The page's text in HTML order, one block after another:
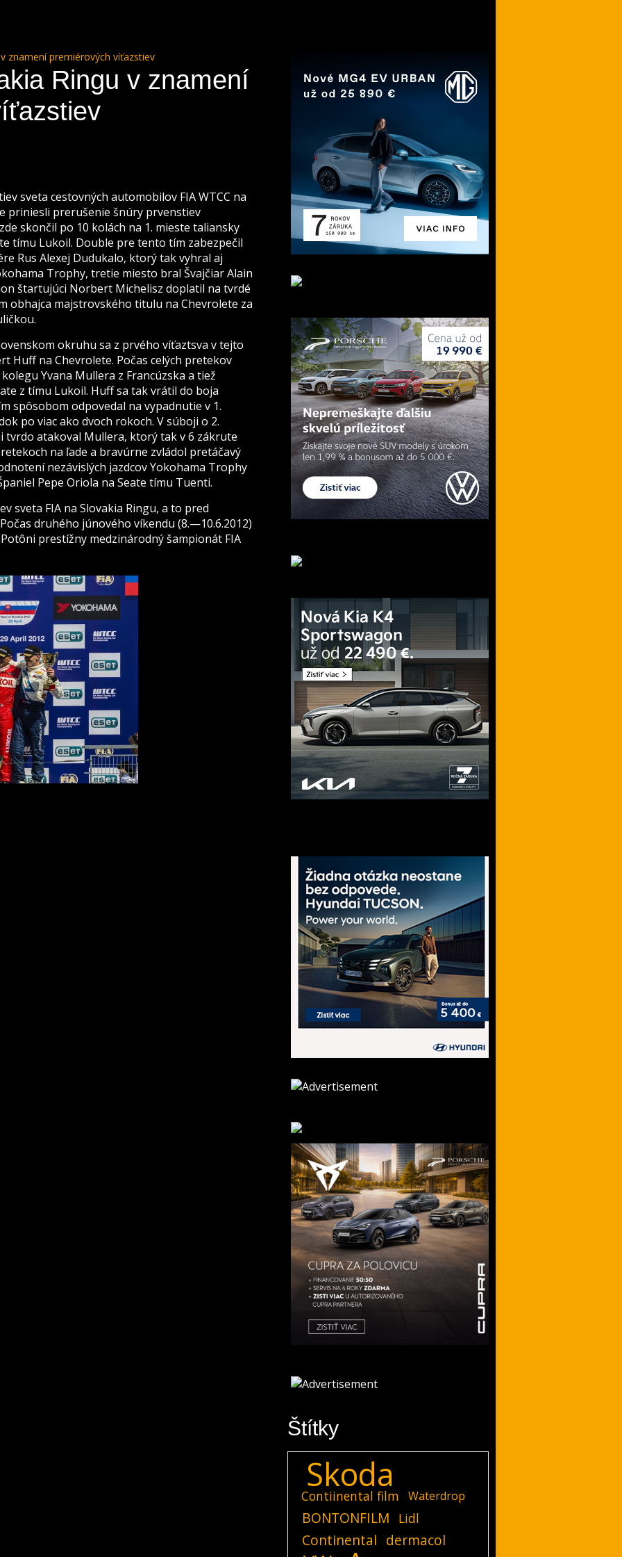
znamení premiérových víťazstiev
Ringu v znamení
sveta cestovných automobilov FIA WTCC na
priniesli prerušenie šnúry prvenstiev
skončil po 10 kolách na 1. mieste taliansky
tímu Lukoil. Double pre tento tím zabezpečil
Rus Alexej Dudukalo, ktorý tak vyhral aj
Trophy, tretie miesto bral Švajčiar Alain
štartujúci Norbert Michelisz doplatil na tvrdé
obhajca majstrovského titulu na Chevrolete za
okruhu sa z prvého víťaztsva v tejto
Huff na Chevrolete. Počas celých pretekov
Yvana Mullera z Francúzska a tiež
z tímu Lukoil. Huff sa tak vrátil do boja
spôsobom odpovedal na vypadnutie v 1.
po viac ako dvoch rokoch. V súboji o 2.
atakoval Mullera, ktorý tak v 6 zákrute
na ľade a bravúrne zvládol pretáčavý
nezávislých jazdcov Yokohama Trophy
Pepe Oriola na Seate tímu Tuenti.
sveta FIA na Slovakia Ringu, a to pred
druhého júnového víkendu (8.—10.6.2012)
prestížny medzinárodný šampionát FIA
Štítky
Skoda
Contiinental film Waterdrop
BONTONFILM Lidl
Continental dermacol